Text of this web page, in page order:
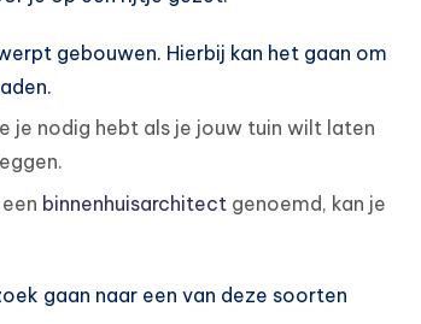
gebouwen. Hierbij kan het gaan om
je nodig hebt als je jouw tuin wilt laten
binnenhuisarchitect genoemd, kan je
gaan naar een van deze soorten